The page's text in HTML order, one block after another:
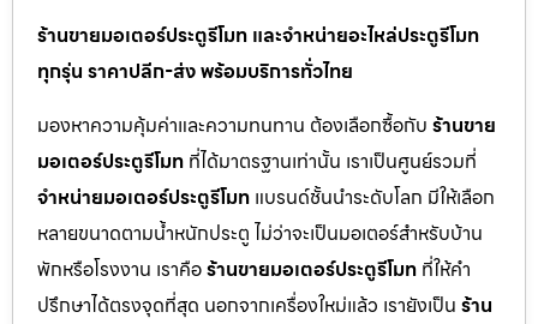
ร้านขายมอเตอร์ประตูรีโมท และจำหน่ายอะไหล่ประตูรีโมท
ทุกรุ่น ราคาปลีก-ส่ง พร้อมบริการทั่วไทย
มองหาความคุ้มค่าและความทนทาน ต้องเลือกซื้อกับ ร้านขาย
มอเตอร์ประตูรีโมท ที่ได้มาตรฐานเท่านั้น เราเป็นศูนย์รวมที่
จำหน่ายมอเตอร์ประตูรีโมท แบรนด์ชั้นนำระดับโลก มีให้เลือก
หลายขนาดตามน้ำหนักประตู ไม่ว่าจะเป็นมอเตอร์สำหรับบ้าน
พักหรือโรงงาน เราคือร้านขายมอเตอร์ประตูรีโมท ที่ให้คำ
ปรึกษาได้ตรงจุดที่สุด นอกจากเครื่องใหม่แล้ว เรายังเป็น ร้าน